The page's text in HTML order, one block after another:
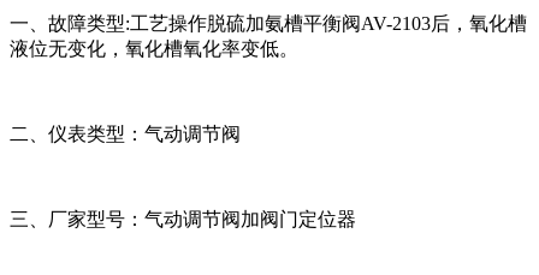
一、故障类型:工艺操作脱硫加氨槽平衡阀AV-2103后，氧化槽
液位无变化，氧化槽氧化率变低。
二、仪表类型：气动调节阀
三、厂家型号： 气动调节阀加阀门定位器